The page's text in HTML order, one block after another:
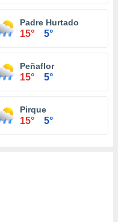
Padre Hurtado
15° 5°
Peñaflor
15° 5°
Pirque
15° 5°